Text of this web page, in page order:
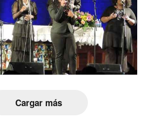
Cargar más